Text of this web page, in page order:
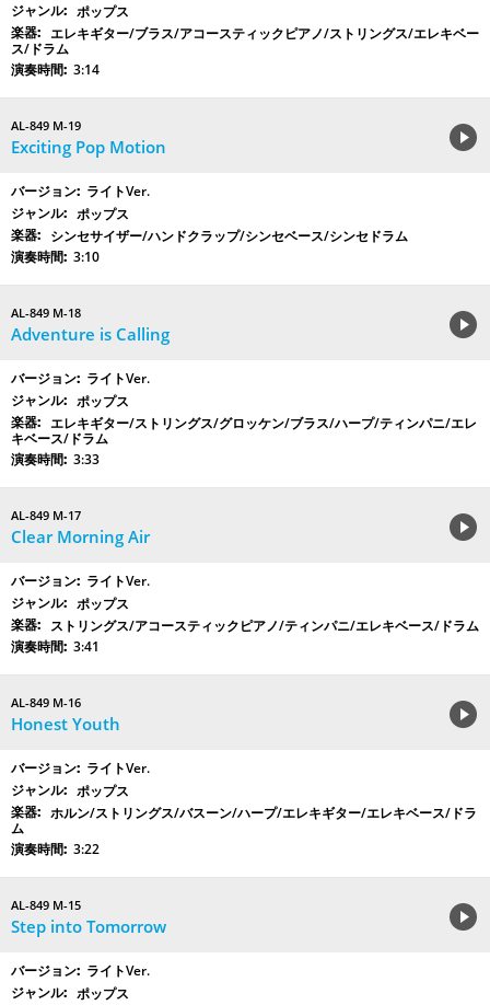
ポップス
エレキギター/ブラス/アコースティックピアノ/ストリングス/エレキベー
ス/ドラム
3:14
AL-849 M-19
Exciting Pop Motion
ライトVer.
ポップス
シンセサイザー/ハンドクラップ/シンセベース/シンセドラム
3:10
AL-849 M-18
Adventure is Calling
ライトVer.
ポップス
エレキギター/ストリングス/グロッケン/ブラス/ハープ/ティンパニ/エレ
キベース/ドラム
3:33
AL-849 M-17
Clear Morning Air
ライトVer.
ポップス
ストリングス/アコースティックピアノ/ティンパニ/エレキベース/ドラム
3:41
AL-849 M-16
Honest Youth
ライトVer.
ポップス
ホルン/ストリングス/バスーン/ハープ/エレキギター/エレキベース/ドラ
ム
3:22
AL-849 M-15
Step into Tomorrow
ライトVer.
ポップス